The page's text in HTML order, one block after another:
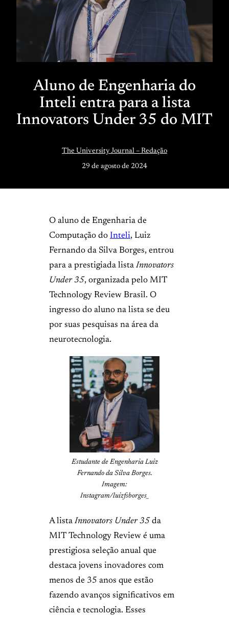
Aluno de Engenharia do
Inteli entra para a lista
Innovators Under 35 do MIT
The University Journal – Redação
29 de agosto de 2024
O aluno de Engenharia de
Computação do Inteli, Luiz
Fernando da Silva Borges, entrou
para a prestigiada listaInnovators
Under 35, organizada pelo MIT
Technology Review Brasil. O
ingresso do aluno na lista se deu
por suas pesquisas na área da
neurotecnologia.
Estudante de Engenharia Luiz
Fernando da Silva Borges.
Imagem:
Instagram/luizfsborges_
A listaInnovators Under 35 da
MIT Technology Review é uma
prestigiosa seleção anual que
destaca jovens inovadores com
menos de 35 anos que estão
fazendo avanços significativos em
ciência e tecnologia. Esses